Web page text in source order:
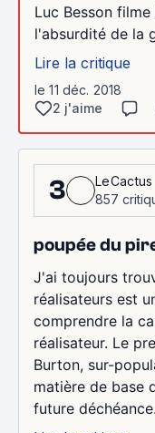
Luc Besson
l'absurdité de la
Lire la critique
le 11 déc. 2018
2 j'aime
3
LeCactus
857
poupée du
J'ai toujours
réalisateurs est
comprendre la
réalisateur. Le
Burton, sur-
matière de base
future